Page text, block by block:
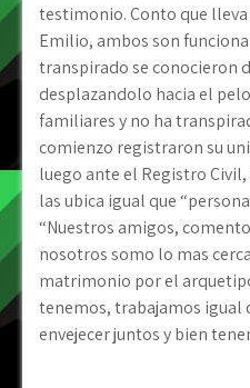
testimonio. Conto que lleva
Emilio, ambos son
transpirado se conocieron
desplazandolo hacia el
familiares y no ha
comienzo registraron su
luego ante el Registro
las ubica igual que
“Nuestros amigos,
nosotros somo lo mas
matrimonio por el
tenemos, trabajamos igual
envejecer juntos y bien